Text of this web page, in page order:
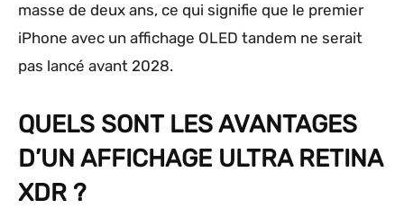
masse de deux ans, ce qui signifie que le premier
iPhone avec un affichage OLED tandem ne serait
pas lancé avant 2028.
QUELS SONT LES AVANTAGES
D’UN AFFICHAGE ULTRA RETINA
XDR ?